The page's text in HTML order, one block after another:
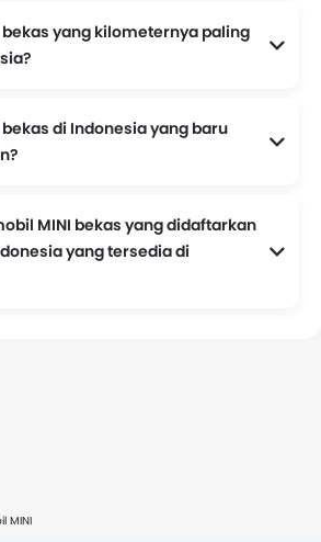
bekas yang kilometernya paling
di Indonesia yang baru
MINI bekas yang didaftarkan
yang tersedia di
MINI